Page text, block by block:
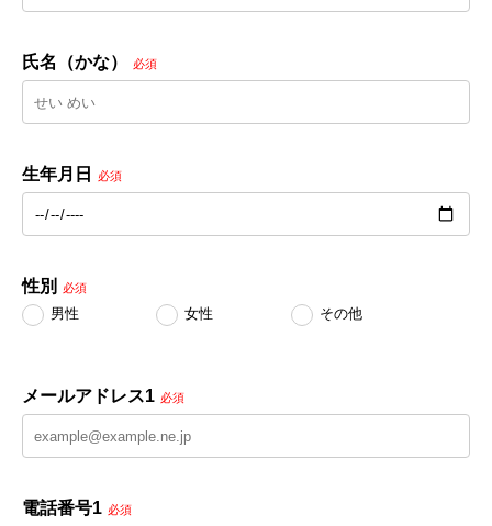
氏名（かな） 必須
生年月日 必須
性別 必須
男性 女性 その他
メールアドレス1 必須
電話番号1 必須